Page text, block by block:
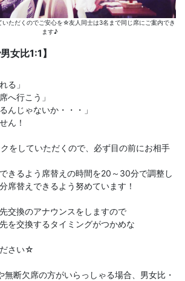
いただくのでご安心を☆友人同士は3名まで同じ席にご案内でき
ます♪
女比1:1】
る」
へ行こう」
んじゃないか・・・」
ん！
をしていただくので、必ず目の前にお相手
きるよう席替えの時間を20～30分で調整し
席替えできるよう努めています！
交換のアナウンスをしますので
を交換するタイミングがつかめな
さい☆
断欠席の方がいらっしゃる場合、男女比・